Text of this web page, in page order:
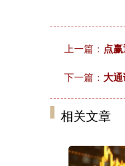
上一篇： 点
下一篇： 大
相关文章